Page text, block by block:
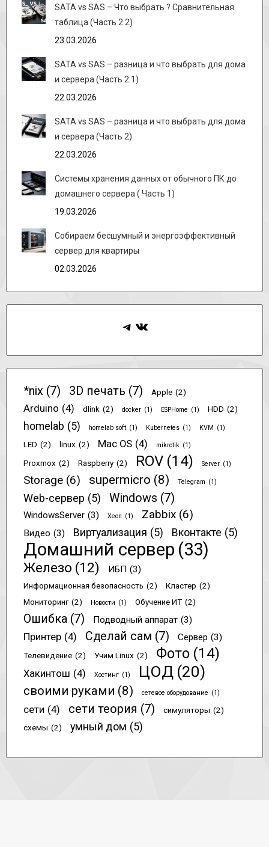
SATA vs SAS – Что выбрать ? Сравнительная
таблица (Часть 2.2)
23.03.2026
SATA vs SAS – разница и что выбрать для дома
и сервера (Часть 2.1)
22.03.2026
SATA vs SAS – разница и что выбрать для дома
и сервера (Часть 2)
22.03.2026
Системы хранения данных от обычного ПК до
домашнего сервера ( Часть 1)
19.03.2026
Собираем бесшумный и энергоэффективный
сервер для квартиры
02.03.2026
Telegram
ВКонтакте
*nix (7) 3D печать (7) Apple (2)
Arduino (4) dlink (2) docker (1) ESPHome (1) HDD (2)
homelab (5) homelab soft (1) Kubernetes (1) KVM (1)
LED (2) linux (2) Mac OS (4) mikrotik (1)
Proxmox (2) Raspberry (2) ROV (14) Server (1)
Storage (6) supermicro (8) Telegram (1)
Web-сервер (5) Windows (7)
WindowsServer (3) Xeon (1) Zabbix (6)
Видео (3) Виртуализация (5) Вконтакте (5)
Домашний сервер (33)
Железо (12) ИБП (3)
Информационная безопасность (2) Кластер (2)
Мониторинг (2) Новости (1) Обучение ИТ (2)
Ошибка (7) Подводный аппарат (3)
Принтер (4) Сделай сам (7) Сервер (3)
Телевидение (2) Учим Linux (2) Фото (14)
Хакинтош (4) Хостинг (1) ЦОД (20)
своими руками (8) сетевое оборудование (1)
сети (4) сети теория (7) симуляторы (2)
схемы (2) умный дом (5)